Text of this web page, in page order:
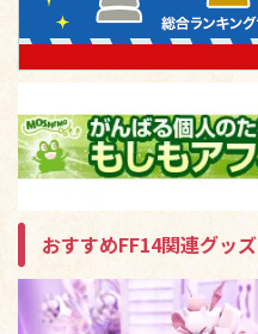
おすすめFF14関連グッズ